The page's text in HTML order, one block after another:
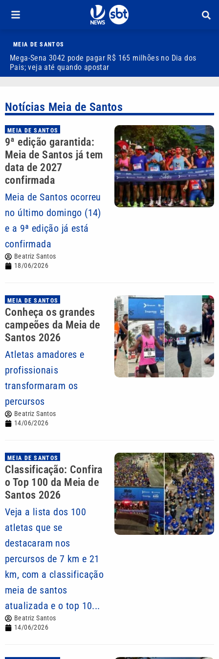
MEIA DE SANTOS
Mega-Sena 3042 pode pagar R$ 165 milhões no Dia dos
Pais; veja até quando apostar
Notícias Meia de Santos
MEIA DE SANTOS
9ª edição garantida:
Meia de Santos já tem
data de 2027
confirmada
Meia de Santos ocorreu
no último domingo (14)
e a 9ª edição já está
confirmada
Beatriz Santos
18/06/2026
MEIA DE SANTOS
Conheça os grandes
campeões da Meia de
Santos 2026
Atletas amadores e
profissionais
transformaram os
percursos
Beatriz Santos
14/06/2026
MEIA DE SANTOS
Classificação: Confira
o Top 100 da Meia de
Santos 2026
Veja a lista dos 100
atletas que se
destacaram nos
percursos de 7 km e 21
km, com a classificação
meia de santos
atualizada e o top 10...
Beatriz Santos
14/06/2026